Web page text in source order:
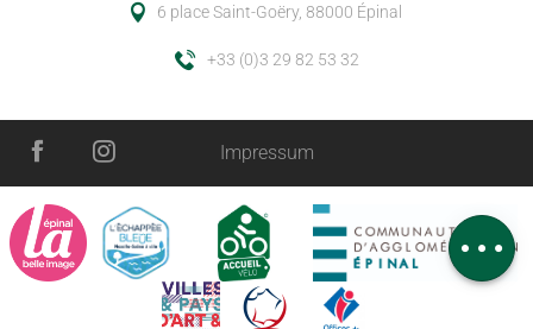
Zeitplan
Kommentare
6 place Saint-Goëry, 88000 Épinal
+33 (0)3 29 82 53 32
Impressum